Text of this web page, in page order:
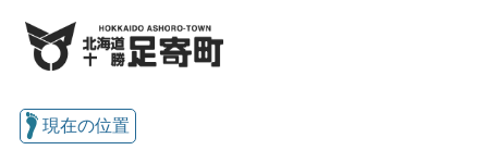
現在の位置